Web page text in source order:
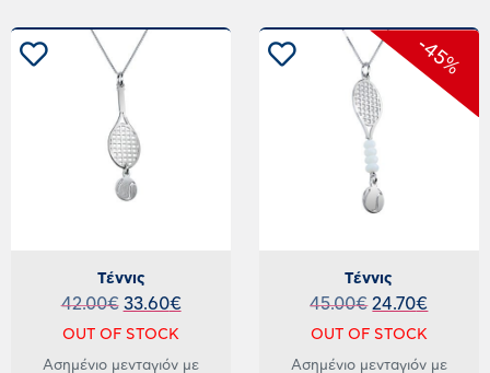
Τέννις
42.00€ 33.60€
OUT OF STOCK
Ασημένιο μενταγιόν με
Τέννις
45.00€ 24.70€
-45%
OUT OF STOCK
Ασημένιο μενταγιόν με